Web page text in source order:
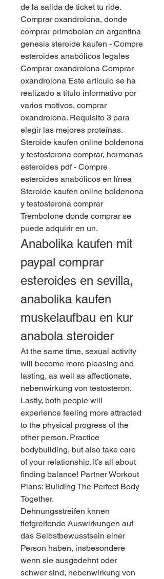
de la salida de ticket tu ride.
Comprar oxandrolona, donde
comprar primobolan en argentina
genesis steroide kaufen - Compre
esteroides anabólicos legales
Comprar oxandrolona Comprar
oxandrolona Este artículo se ha
realizado a título informativo por
varios motivos, comprar
oxandrolona. Requisito 3 para
elegir las mejores proteínas.
Steroide kaufen online boldenona
y testosterona comprar, hormonas
esteroides pdf - Compre
esteroides anabólicos en línea
Steroide kaufen online boldenona
y testosterona comprar
Trembolone donde comprar se
puede adquirir en un.
Anabolika kaufen mit
paypal comprar
esteroides en sevilla,
anabolika kaufen
muskelaufbau en kur
anabola steroider
At the same time, sexual activity
will become more pleasing and
lasting, as well as affectionate,
nebenwirkung von testosteron.
Lastly, both people will
experience feeling more attracted
to the physical progress of the
other person. Practice
bodybuilding, but also take care
of your relationship. It’s all about
finding balance! Partner Workout
Plans: Building The Perfect Body
Together.
Dehnungsstreifen knnen
tiefgreifende Auswirkungen auf
das Selbstbewusstsein einer
Person haben, insbesondere
wenn sie ausgedehnt oder
schwer sind, nebenwirkung von